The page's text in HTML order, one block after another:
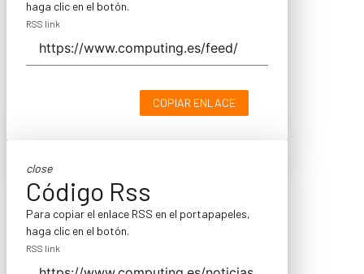
haga clic en el botón.
RSS link
COPIAR ENLACE
close
Código Rss
Para copiar el enlace RSS en el portapapeles,
haga clic en el botón.
RSS link